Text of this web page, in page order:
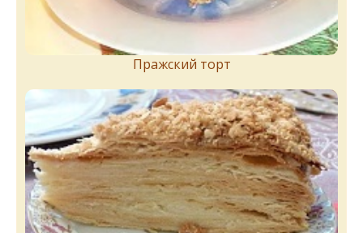
Пражский торт